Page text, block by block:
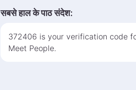
सबसे हाल के पाठ संदेश:
372406 is your verification code
Meet People.